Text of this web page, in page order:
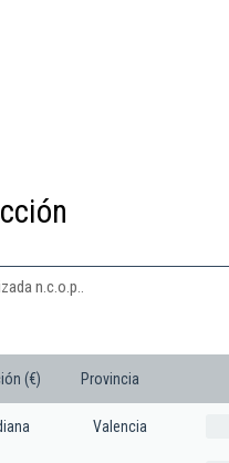
n.c.o.p..
(€) Provincia
Valencia